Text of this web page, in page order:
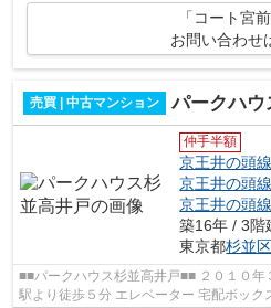
「コート宮
お問い合わせ
売買 | 中古マンション パークハウ
仲手半額
京王井の頭線
京王井の頭線
京王井の頭線
築16年 / 3階
東京都杉並
■■パークハウス杉並高井戸■■ ２０１０年３月完成 京王井の頭線『高井戸』
駅より徒歩５分 エレベーター 宅配ボックス オートロック 防犯カメラ 24時間